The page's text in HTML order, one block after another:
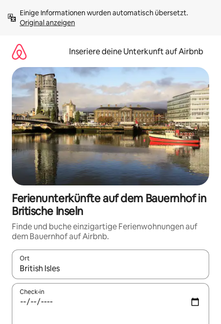
Inhalten
springenOriginal anzeigen
Inseriere deine Unterkunft auf Airbnb
Ferienunterkünfte auf dem Bauernhof in
Britische Inseln
Finde und buche einzigartige Ferienwohnungen auf
dem Bauernhof auf Airbnb.
Ort
Wenn Ergebnisse verfügbar sind, navigiere mit den
Check-in